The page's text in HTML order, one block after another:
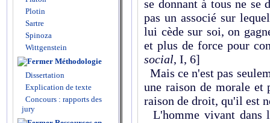
Plotin
Sartre
Spinoza
Wittgenstein
Méthodologie
Dissertation
Explication de texte
Concours : rapports des
jury
se donnant à tous ne se
pas un associé sur
lui cède sur soi, on
et plus de force pour
social, I, 6]
Mais ce n'est pas
une raison de morale et
raison de droit, qu'il est
L'homme vivant dans